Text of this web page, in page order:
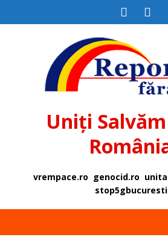
Uniți
vrempace.ro genocid.ro